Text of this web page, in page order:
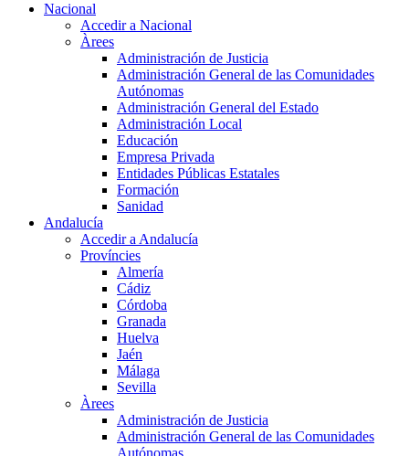
Nacional
Accedir a Nacional
Àrees
Administración de Justicia
Administración General de las Comunidades
Autónomas
Administración General del Estado
Administración Local
Educación
Empresa Privada
Entidades Públicas Estatales
Formación
Sanidad
Andalucía
Accedir a Andalucía
Províncies
Almería
Cádiz
Córdoba
Granada
Huelva
Jaén
Málaga
Sevilla
Àrees
Administración de Justicia
Administración General de las Comunidades